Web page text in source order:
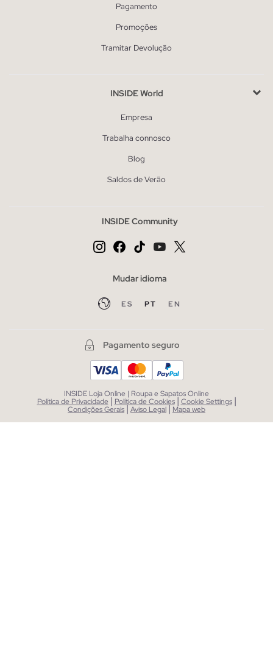
Pagamento
Promoções
Tramitar Devolução
INSIDE World
Empresa
Trabalha connosco
Blog
Saldos de Verão
INSIDE Community
Mudar idioma
ES PT EN
Pagamento seguro
INSIDE Loja Online | Roupa e Sapatos Online
Política de Privacidade | Política de Cookies | Cookie Settings |
Condições Gerais|Aviso Legal| Mapa web